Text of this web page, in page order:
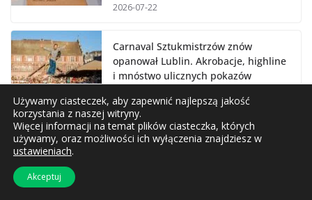
2026-07-22
Carnaval Sztukmistrzów znów
opanował Lublin. Akrobacje, highline
i mnóstwo ulicznych pokazów
2026-07-22
Używamy ciasteczek, aby zapewnić najlepszą jakość
korzystania z naszej witryny.
Więcej informacji na temat plików ciasteczka, których
używamy, oraz możliwości ich wyłączenia znajdziesz w
ustawieniach.
Akceptuj